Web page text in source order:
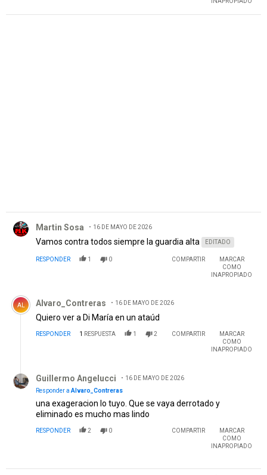
Martin Sosa 16 DE MAYO DE 2026
Vamos contra todos siempre la guardia alta EDITADO
RESPONDER 1 0 COMPARTIR
MARCAR
COMO
INAPROPIADO
Comentario de Alvaro_Contreras.
AL Alvaro_Contreras 16 DE MAYO DE 2026
Quiero ver a Di María en un ataúd
RESPONDER 1 RESPUESTA 1 2 COMPARTIR
MARCAR
COMO
INAPROPIADO
Guillermo Angelucci
16 DE MAYO DE 2026
Responder a Alvaro_Contreras
una exageracion lo tuyo. Que se vaya derrotado y
eliminado es mucho mas lindo
RESPONDER 2 0 COMPARTIR
MARCAR
COMO
INAPROPIADO